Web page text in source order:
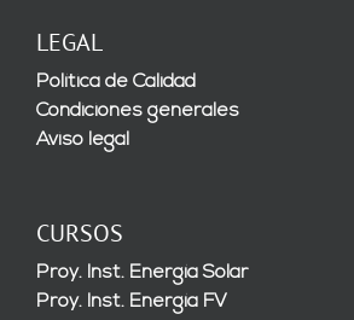
LEGAL
Política de Calidad
Condiciones generales
Aviso legal
CURSOS
Proy. Inst. Energía Solar
Proy. Inst. Energía FV